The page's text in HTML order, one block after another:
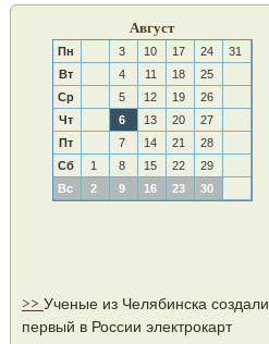
Август
Пн 3 10 17 24
31
Вт
4 11 18
25
Ср
5 12 19
26
Чт
6 13 20
27
Пт
7 14 21
28
Сб
1 8 15 22
29
Вс
2 9 16 23 30
>> Ученые из Челябинска создали
первый в России электрокарт